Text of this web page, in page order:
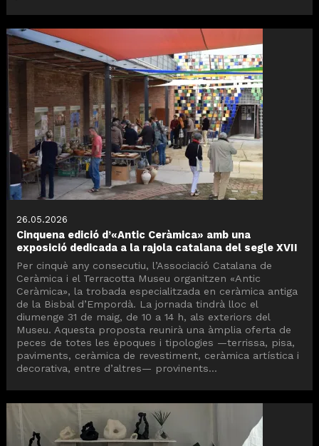
26.05.2026
Cinquena edició d’«Antic Ceràmica» amb una
exposició dedicada a la rajola catalana del segle XVII
Per cinquè any consecutiu, l’Associació Catalana de
Ceràmica i el Terracotta Museu organitzen «Antic
Ceràmica», la trobada especialitzada en ceràmica antiga
de la Bisbal d’Empordà. La jornada tindrà lloc el
diumenge 31 de maig, de 10 a 14 h, als exteriors del
Museu. Aquesta proposta reunirà una àmplia oferta de
peces de totes les èpoques i tipologies —terrissa, pisa,
paviments, ceràmica de revestiment, ceràmica artística i
decorativa, entre d’altres— provinents...